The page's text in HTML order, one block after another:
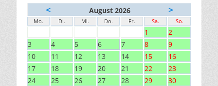
< August 2026 >
Mo. Di. Mi. Do. Fr. Sa. So.
1
2
3
4 5 6 7 8
9
10
11 12 13 14 15
16
17
18 19 20 21 22
23
24
25 26 27 28 29
30